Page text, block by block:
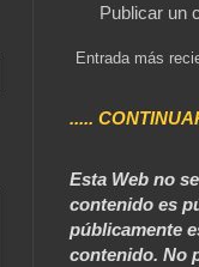
Publicar un
Entrada más
.....
Esta Web no
contenido es
públicamente
contenido. No